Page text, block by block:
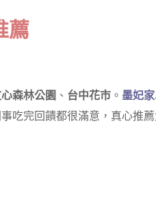
薦
森林公園 、 台中花市 。 墨妃家
吃完回饋都很滿意，真心推